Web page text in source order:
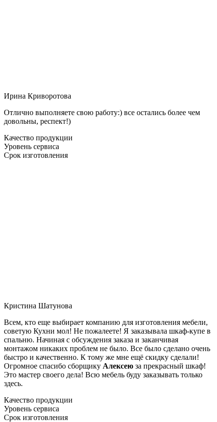
Ирина Криворотова
Отлично выполняете свою работу:) все остались более чем
довольны, респект!)
Качество продукции
Уровень сервиса
Срок изготовления
Кристина Шатунова
Всем, кто еще выбирает компанию для изготовления мебели,
советую Кухни мол! Не пожалеете! Я заказывала шкаф-купе в
спальню. Начиная с обсуждения заказа и заканчивая
монтажом никаких проблем не было. Все было сделано очень
быстро и качественно. К тому же мне ещё скидку сделали!
Огромное спасибо сборщику Алексею за прекрасный шкаф!
Это мастер своего дела! Всю мебель буду заказывать только
здесь.
Качество продукции
Уровень сервиса
Срок изготовления